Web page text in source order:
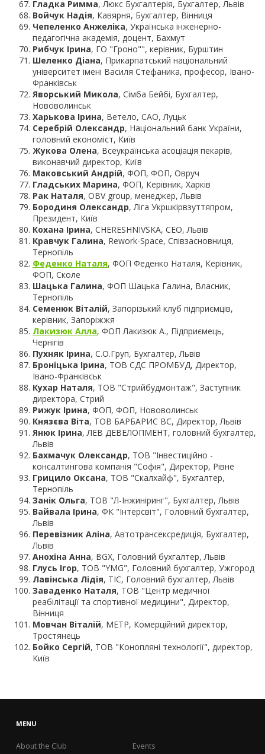
Гладка Римма, Люкс Бухгалтерія, Бухгалтер, Львів
Войчук Надія, Кавярня, Бухгалтер, Вінниця
Чепеленко Анжелiка, Українська iнженерно-
педагогiчна академiя, доцент, Бахмут
Рибчук Ірина, ГО "Гроно"", керівник, Бурштин
Шеленко Діана, Прикарпатський національний
університет імені Василя Стефаника, професор, Івано-
Франківськ
Яворський Микола, Сімба Бейбі, Бухгалтер,
Нововолинськ
Харькова Ірина, Ветело, CAO, Луцьк
Серебрій Олександр, Національний банк України,
головний економіст, Київ
Жукова Олена, Всеукраїнська асоціація пекарів,
виконавчий директор, Київ
Маковський Андрій, ФОП, ФОП, Овруч
Гладських Марина, ФОП, Керівник, Харків
Рак Наталя, OBV group, менеджер, Львів
Бородиня Олександр, Ліга Укршкірвзуттяпром,
Президент, Київ
Кохана Ірина, CHERESHNIVSKA, CEO, Львів
Кравчук Галина, Rework-Space, Співзасновниця,
Тернопіль
Феденко Наталя, ФОП Феденко Наталя, Керівник,
ФОП, Сколе
Шацька Галина, ФОП Шацька Галина, Власник,
Тернопіль
Семенюк Віталій, Запорізький клуб підприємців,
керівник, Запоріжжя
Лакизюк Алла, ФОП Лакизюк А., Підприємець,
Чернігів
Пухняк Ірина, С.О.Груп, Бухгалтер, Львів
Броніцька Ірина, ТОВ СДС ПРОМБУД, Директор,
Івано-Франківськ
Кухар Наталя, ТОВ "Стрийбудмонтаж", Заступник
директора, Стрий
Рижук Ірина, ФОП, ФОП, Нововолинськ
Князєва Віта, ТОВ БАРБАРИС ВС, Директор, Львів
Янюк Ірина, ЛЕВ ДЕВЕЛОПМЕНТ, головний бухгалтер,
Львів
Бахмачук Олександр, ТОВ "Інвестиційно -
консалтингова компанія "Софія", Директор, Рівне
Грицило Оксана, ТОВ "Скалхайф", Бухгалтер,
Тернопіль
Занік Ольга, ТОВ "Л-Інжиніринг", Бухгалтер, Львів
Вайвала Ірина, ФК "Інтерсвіт", Головний бухгалтер,
Львів
Перевізник Аліна, Автотрансексредиція, Бухгалтер,
Львів
Анохіна Анна, BGX, Головний бухгалтер, Львів
Глусь Ігор, ТОВ "YMG", Головний бухгалтер, Ужгород
Лавінська Лідія, ТІС, Головний бухгалтер, Львів
Заваденко Наталя, ТОВ "Центр медичної
реабілітації та спортивної медицини", Директор,
Вінниця
Мовчан Віталій, МЕТР, Комерційний директор,
Тростянець
Бойко Сергій, ТОВ "Конопляні технології", директор,
Київ
MENU
About the Club Events